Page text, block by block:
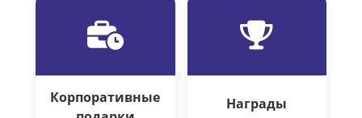
Корпоративные
Награды